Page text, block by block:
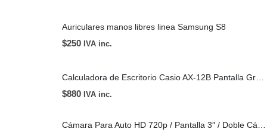
Auriculares manos libres linea Samsung S8
$250 IVA inc.
$880 IVA inc.